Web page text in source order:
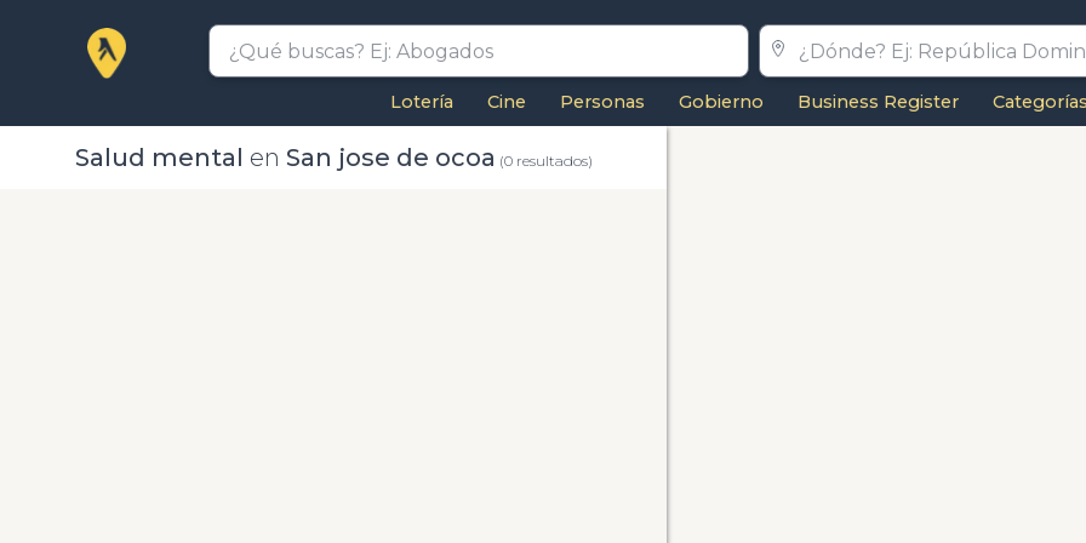
Lotería Cine Personas Gobierno Business Register
Salud mental en San jose de ocoa (0 resultados)